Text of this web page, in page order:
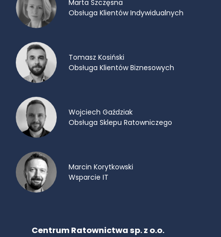
Marta Szczęsna
Obsługa Klientów Indywidualnych
Tomasz Kosiński
Obsługa Klientów Biznesowych
Wojciech Gaździak
Obsługa Sklepu Ratowniczego
Marcin Korytkowski
Wsparcie IT
Centrum Ratownictwa sp. z o.o.